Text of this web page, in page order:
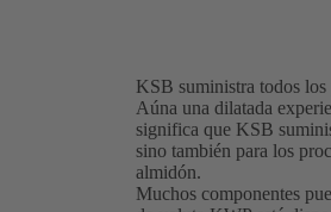
KSB suministra todos los
Aúna una dilatada
significa que KSB
sino también para los
almidón.
Muchos componentes